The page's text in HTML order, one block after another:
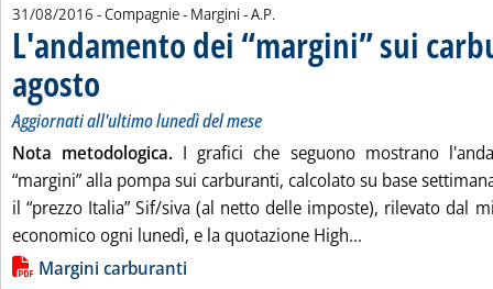
31/08/2016 - Compagnie - Margini -di:
A.P.
L'andamento dei “margini” sui
agosto . Sottotitolo: Aggiornati all'ultimo lunedì del mese
. Pubblicata mercoledì 31 agosto 2016 alle 14.47.
Aggiornati all'ultimo lunedì del mese
Nota metodologica. I grafici che seguono mostrano
“margini” alla pompa sui carburanti, calcolato su base
il “prezzo Italia” Sif/siva (al netto delle imposte), rilevato dal
economico ogni lunedì, e la quotazione High...
Lista allegati PDF alla notizia
Margini carburanti